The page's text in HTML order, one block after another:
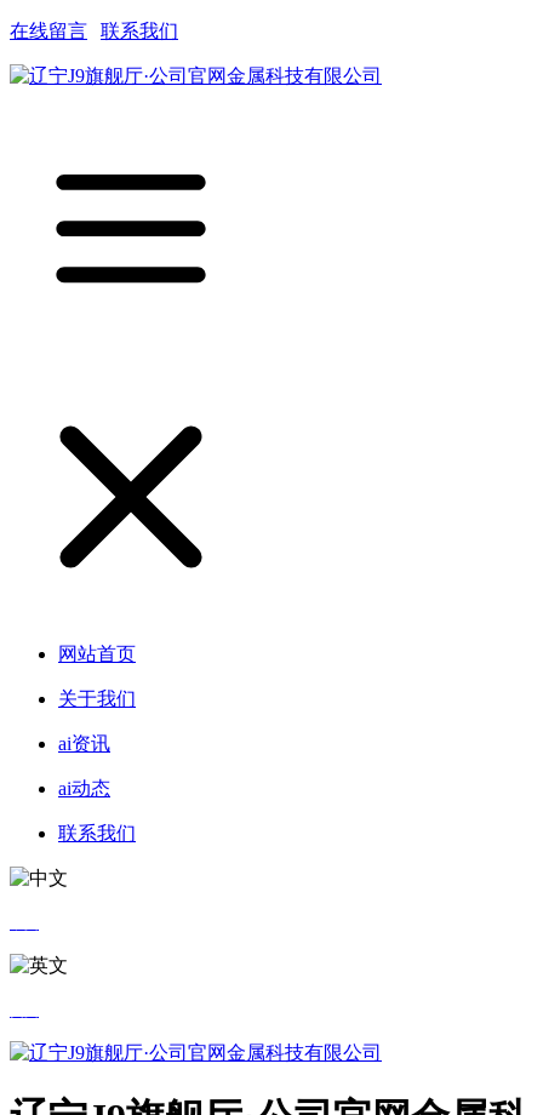
在线留言 联系我们
网站首页
关于我们
ai资讯
ai动态
联系我们